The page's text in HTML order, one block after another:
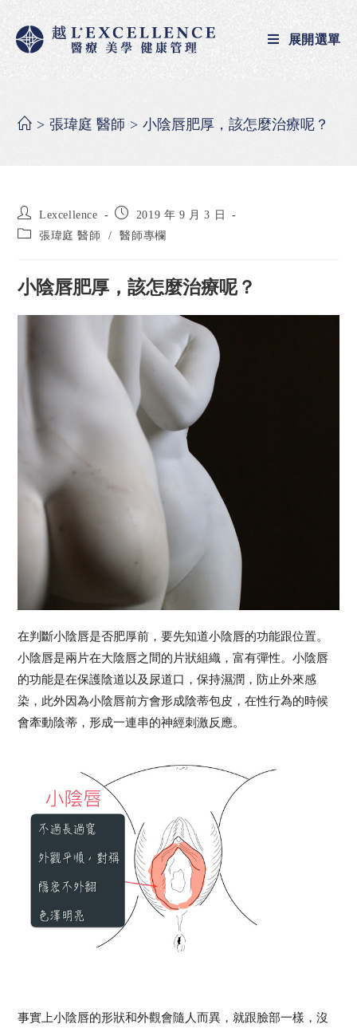
展開選單
> 張瑋庭 醫師 > 小陰唇肥厚，該怎麼治療呢？
Lexcellence
2019 年 9 月 3 日
張瑋庭 醫師
/ 醫師專欄
小陰唇肥厚，該怎麼治療呢？
在判斷小陰唇是否肥厚前，要先知道小陰唇的功能跟位置。
小陰唇是兩片在大陰唇之間的片狀組織，富有彈性。小陰唇
的功能是在保護陰道以及尿道口，保持濕潤，防止外來感
染，此外因為小陰唇前方會形成陰蒂包皮，在性行為的時候
會牽動陰蒂，形成一連串的神經刺激反應。
事實上小陰唇的形狀和外觀會隨人而異，就跟臉部一樣，沒